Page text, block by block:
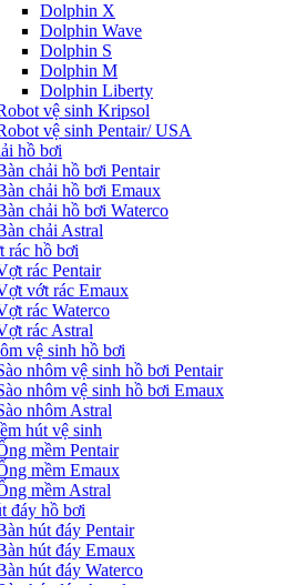
Dolphin X
Dolphin Wave
Dolphin S
Dolphin M
Dolphin Liberty
vệ sinh Kripsol
vệ sinh Pentair/ USA
hồ bơi
chải hồ bơi Pentair
chải hồ bơi Emaux
chải hồ bơi Waterco
chải Astral
rác hồ bơi
rác Pentair
vớt rác Emaux
rác Waterco
rác Astral
vệ sinh hồ bơi
nhôm vệ sinh hồ bơi Pentair
nhôm vệ sinh hồ bơi Emaux
nhôm Astral
hút vệ sinh
mềm Pentair
mềm Emaux
mềm Astral
đáy hồ bơi
hút đáy Pentair
hút đáy Emaux
hút đáy Waterco